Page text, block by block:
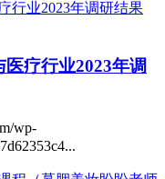
疗行业2023年调
wp-